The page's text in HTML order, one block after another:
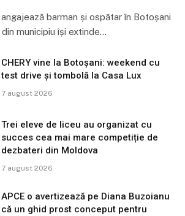
angajează barman și ospătar în Botoșani
municipiu își extinde…
CHERY vine la Botoșani: weekend cu
test drive și tombolă la Casa Lux
7 august 2026
Trei eleve de liceu au organizat cu
succes cea mai mare competiție de
dezbateri din Moldova
7 august 2026
APCE o avertizează pe Diana Buzoianu
că un ghid prost conceput pentru